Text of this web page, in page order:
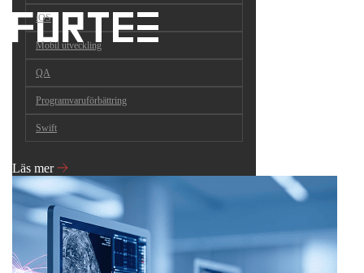
iOS
Mobil utveckling
QA
Programvaruförbättring
Swift
Läs mer